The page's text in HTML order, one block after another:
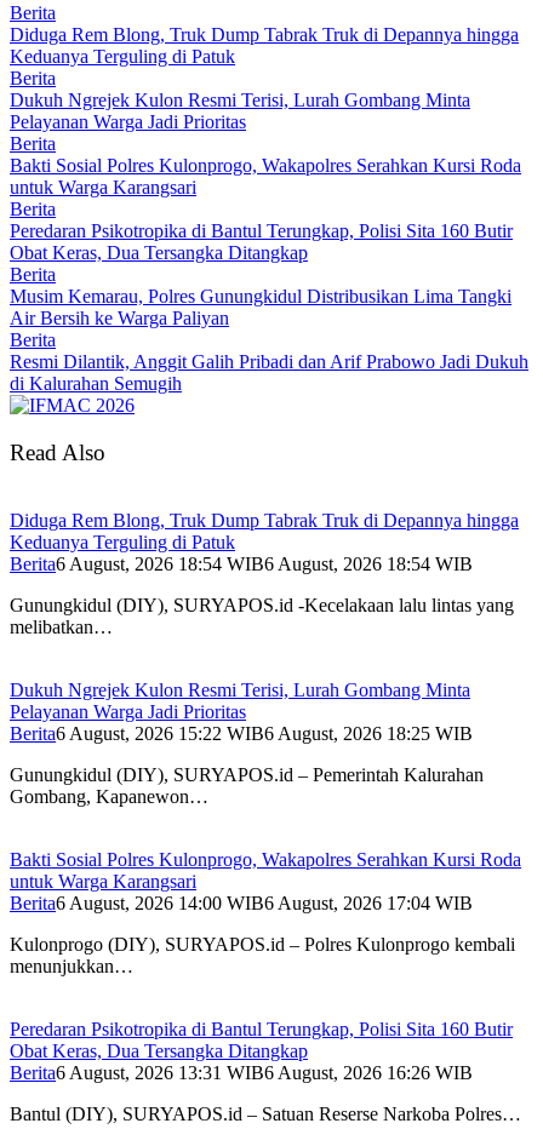
Berita
Diduga Rem Blong, Truk Dump Tabrak Truk di Depannya hingga
Keduanya Terguling di Patuk
Berita
Dukuh Ngrejek Kulon Resmi Terisi, Lurah Gombang Minta
Pelayanan Warga Jadi Prioritas
Berita
Bakti Sosial Polres Kulonprogo, Wakapolres Serahkan Kursi Roda
untuk Warga Karangsari
Berita
Peredaran Psikotropika di Bantul Terungkap, Polisi Sita 160 Butir
Obat Keras, Dua Tersangka Ditangkap
Berita
Musim Kemarau, Polres Gunungkidul Distribusikan Lima Tangki
Air Bersih ke Warga Paliyan
Berita
Resmi Dilantik, Anggit Galih Pribadi dan Arif Prabowo Jadi Dukuh
di Kalurahan Semugih
Read Also
Diduga Rem Blong, Truk Dump Tabrak Truk di Depannya hingga
Keduanya Terguling di Patuk
Berita6 August, 2026 18:54 WIB6 August, 2026 18:54 WIB
Gunungkidul (DIY), SURYAPOS.id -Kecelakaan lalu lintas yang
melibatkan…
Dukuh Ngrejek Kulon Resmi Terisi, Lurah Gombang Minta
Pelayanan Warga Jadi Prioritas
Berita6 August, 2026 15:22 WIB6 August, 2026 18:25 WIB
Gunungkidul (DIY), SURYAPOS.id – Pemerintah Kalurahan
Gombang, Kapanewon…
Bakti Sosial Polres Kulonprogo, Wakapolres Serahkan Kursi Roda
untuk Warga Karangsari
Berita6 August, 2026 14:00 WIB6 August, 2026 17:04 WIB
Kulonprogo (DIY), SURYAPOS.id – Polres Kulonprogo kembali
menunjukkan…
Peredaran Psikotropika di Bantul Terungkap, Polisi Sita 160 Butir
Obat Keras, Dua Tersangka Ditangkap
Berita6 August, 2026 13:31 WIB6 August, 2026 16:26 WIB
Bantul (DIY), SURYAPOS.id – Satuan Reserse Narkoba Polres…